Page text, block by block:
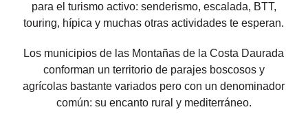
para el turismo activo: senderismo, escalada, BTT,
touring, hípica y muchas otras actividades te esperan.
Los municipios de las Montañas de la Costa Daurada
conforman un territorio de parajes boscosos y
agrícolas bastante variados pero con un denominador
común: su encanto rural y mediterráneo.